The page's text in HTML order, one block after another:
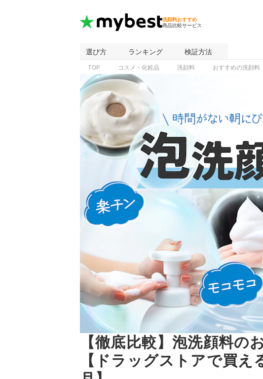
洗顔料おすすめ
商品比較サービス
選び方 ランキング 検証方法
TOP コスメ・化粧品 洗顔料 おすすめの洗顔料
【徹底比較】泡洗顔料
【ドラッグストアで買